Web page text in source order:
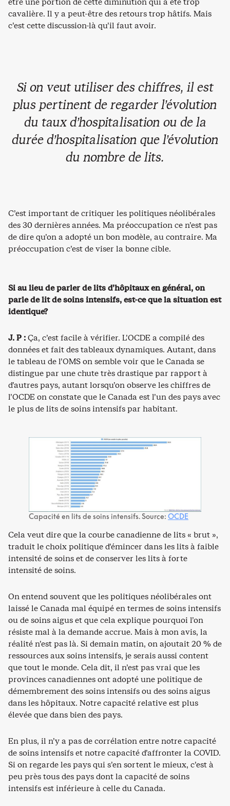
cavalière. Il y a peut-être des retours trop hâtifs. Mais
c’est cette discussion-là qu’il faut avoir.
Si on veut utiliser des chiffres, il est
plus pertinent de regarder l’évolution
du taux d’hospitalisation ou de la
durée d’hospitalisation que l’évolution
du nombre de lits.
C’est important de critiquer les politiques néolibérales
des 30 dernières années. Ma préoccupation ce n’est pas
de dire qu’on a adopté un bon modèle, au contraire. Ma
préoccupation c’est de viser la bonne cible.
Si au lieu de parler de lits d’hôpitaux en général, on
parle de lit de soins intensifs, est-ce que la situation est
identique?
J. P :Ça, c’est facile à vérifier. L’OCDE a compilé des
données et fait des tableaux dynamiques. Autant, dans
le tableau de l’OMS on semble voir que le Canada se
distingue par une chute très drastique par rapport à
d’autres pays, autant lorsqu’on observe les chiffres de
l’OCDE on constate que le Canada est l’un des pays avec
le plus de lits de soins intensifs par habitant.
Capacité en lits de soins intensifs. Source: OCDE
Cela veut dire que la courbe canadienne de lits « brut »,
traduit le choix politique d’émincer dans les lits à faible
intensité de soins et de conserver les lits à forte
intensité de soins.
On entend souvent que les politiques néolibérales ont
laissé le Canada mal équipé en termes de soins intensifs
ou de soins aigus et que cela explique pourquoi l’on
résiste mal à la demande accrue. Mais à mon avis, la
réalité n’est pas là. Si demain matin, on ajoutait 20 % de
ressources aux soins intensifs, je serais aussi content
que tout le monde. Cela dit, il n’est pas vrai que les
provinces canadiennes ont adopté une politique de
démembrement des soins intensifs ou des soins aigus
dans les hôpitaux. Notre capacité relative est plus
élevée que dans bien des pays.
En plus, il n’y a pas de corrélation entre notre capacité
de soins intensifs et notre capacité d’affronter la COVID.
Si on regarde les pays qui s’en sortent le mieux, c’est à
peu près tous des pays dont la capacité de soins
intensifs est inférieure à celle du Canada.